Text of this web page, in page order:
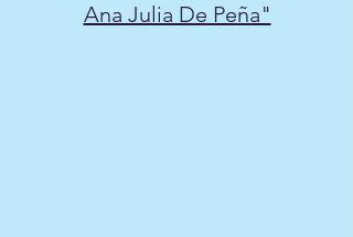
Ana Julia De Peña"